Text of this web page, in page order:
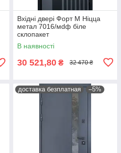
Вхідні двері Форт М Ніцца
метал 7016/мdф біле
склопакет
В наявності
30 521,80 ₴ 32 470 ₴
доставка безплатная –5%